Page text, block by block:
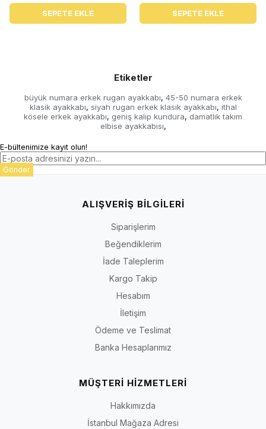
SEPETE EKLE SEPETE EKLE
Etiketler
büyük numara erkek rugan ayakkabı, 45-50 numara erkek
klasik ayakkabı, siyah rugan erkek klasik ayakkabı, ithal
kösele erkek ayakkabı, geniş kalıp kundura, damatlık takım
elbise ayakkabısı,
E-bültenimize kayıt olun!
Gönder
ALIŞVERİŞ BİLGİLERİ
Siparişlerim
Beğendiklerim
İade Taleplerim
Kargo Takip
Hesabım
İletişim
Ödeme ve Teslimat
Banka Hesaplarımız
MÜŞTERİ HİZMETLERİ
Hakkımızda
İstanbul Mağaza Adresi